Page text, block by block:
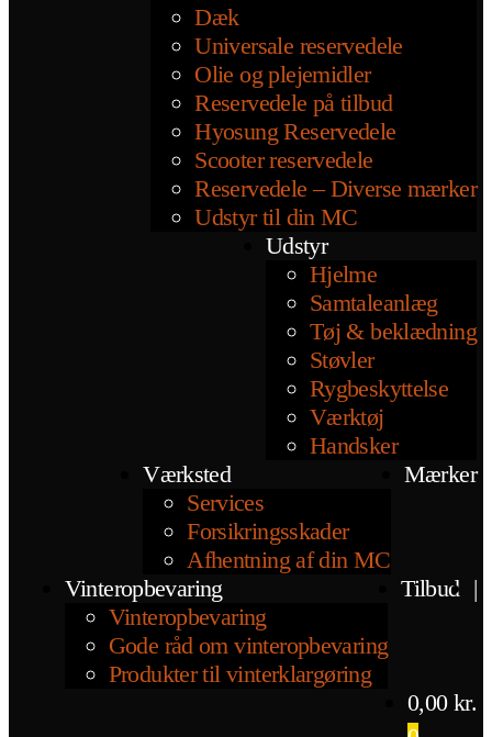
Dæk
Universale reservedele
Olie og plejemidler
Reservedele på tilbud
Hyosung Reservedele
Scooter reservedele
Reservedele – Diverse mærker
Udstyr til din MC
Udstyr
Hjelme
Samtaleanlæg
Tøj & beklædning
Støvler
Rygbeskyttelse
Værktøj
Handsker
Værksted
Services
Forsikringsskader
Afhentning af din MC
Mærker
Vinteropbevaring
Vinteropbevaring
Gode råd om vinteropbevaring
Produkter til vinterklargøring
Tilbud |
0,00 kr.